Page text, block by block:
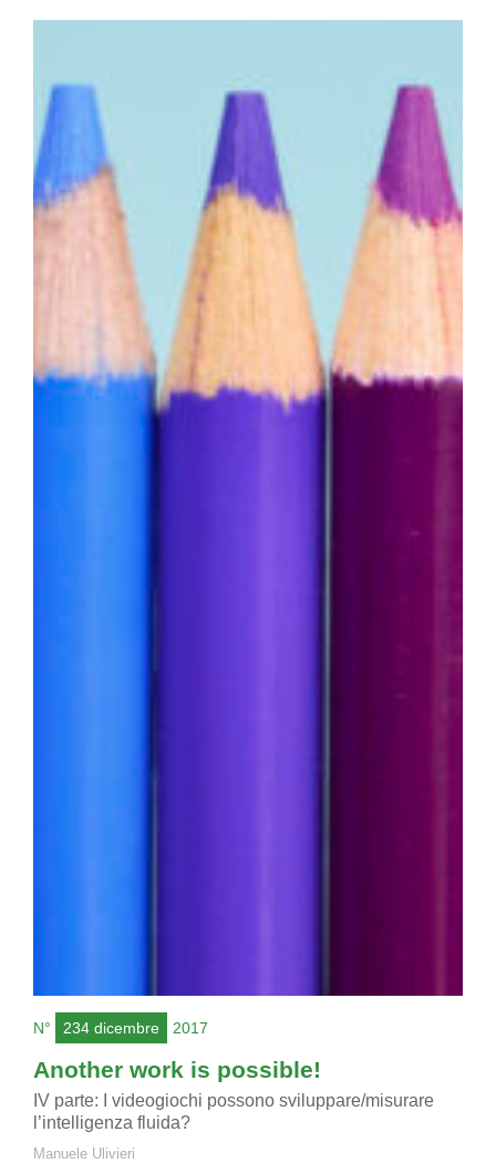
N° 234 dicembre 2017
Another work is possible!
IV parte: I videogiochi possono sviluppare/misurare
l’intelligenza fluida?
Manuele Ulivieri